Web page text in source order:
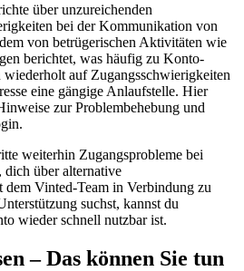
über unzureichenden
bei der Kommunikation von
von betrügerischen Aktivitäten wie
berichtet, was häufig zu Konto-
auf Zugangsschwierigkeiten
eine gängige Anlaufstelle. Hier
zur Problembehebung und
weiterhin Zugangsprobleme bei
dich über alternative
Vinted-Team in Verbindung zu
suchst, kannst du
wieder schnell nutzbar ist.
– Das können Sie tun